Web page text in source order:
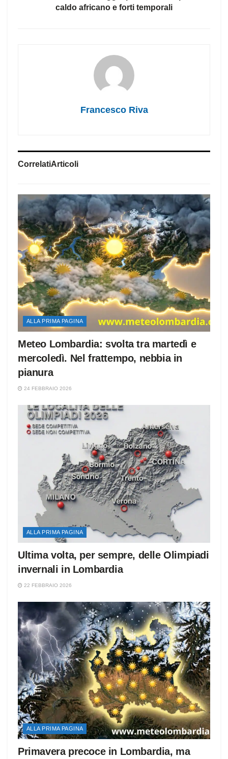
caldo africano e forti temporali
Francesco Riva
CorrelatiArticoli
ALLA PRIMA PAGINA
Meteo Lombardia: svolta tra martedì e
mercoledì. Nel frattempo, nebbia in
pianura
24 FEBBRAIO 2026
ALLA PRIMA PAGINA
Ultima volta, per sempre, delle Olimpiadi
invernali in Lombardia
22 FEBBRAIO 2026
ALLA PRIMA PAGINA
Primavera precoce in Lombardia, ma